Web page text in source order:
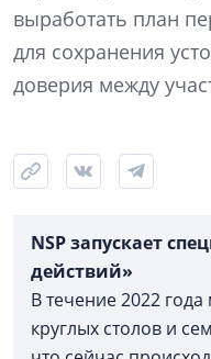
выработать план
для сохранения
доверия между
NSP запускает
действий»
В течение 2022
круглых столов и